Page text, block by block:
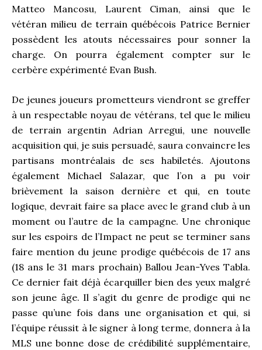
Matteo Mancosu, Laurent Ciman, ainsi que le
vétéran milieu de terrain québécois Patrice Bernier
possèdent les atouts nécessaires pour sonner la
charge. On pourra également compter sur le
cerbère expérimenté Evan Bush.
De jeunes joueurs prometteurs viendront se greffer
à un respectable noyau de vétérans, tel que le milieu
de terrain argentin Adrian Arregui, une nouvelle
acquisition qui, je suis persuadé, saura convaincre les
partisans montréalais de ses habiletés. Ajoutons
également Michael Salazar, que l’on a pu voir
brièvement la saison dernière et qui, en toute
logique, devrait faire sa place avec le grand club à un
moment ou l’autre de la campagne. Une chronique
sur les espoirs de l’Impact ne peut se terminer sans
faire mention du jeune prodige québécois de 17 ans
(18 ans le 31 mars prochain) Ballou Jean-Yves Tabla.
Ce dernier fait déjà écarquiller bien des yeux malgré
son jeune âge. Il s’agit du genre de prodige qui ne
passe qu’une fois dans une organisation et qui, si
l’équipe réussit à le signer à long terme, donnera à la
MLS une bonne dose de crédibilité supplémentaire,